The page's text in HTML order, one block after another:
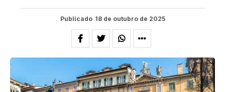
Publicado 18 de outubro de 2025